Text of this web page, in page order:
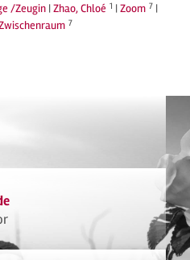
/Zeugin |Zhao, Chloé 1 |Zoom 7 |
7